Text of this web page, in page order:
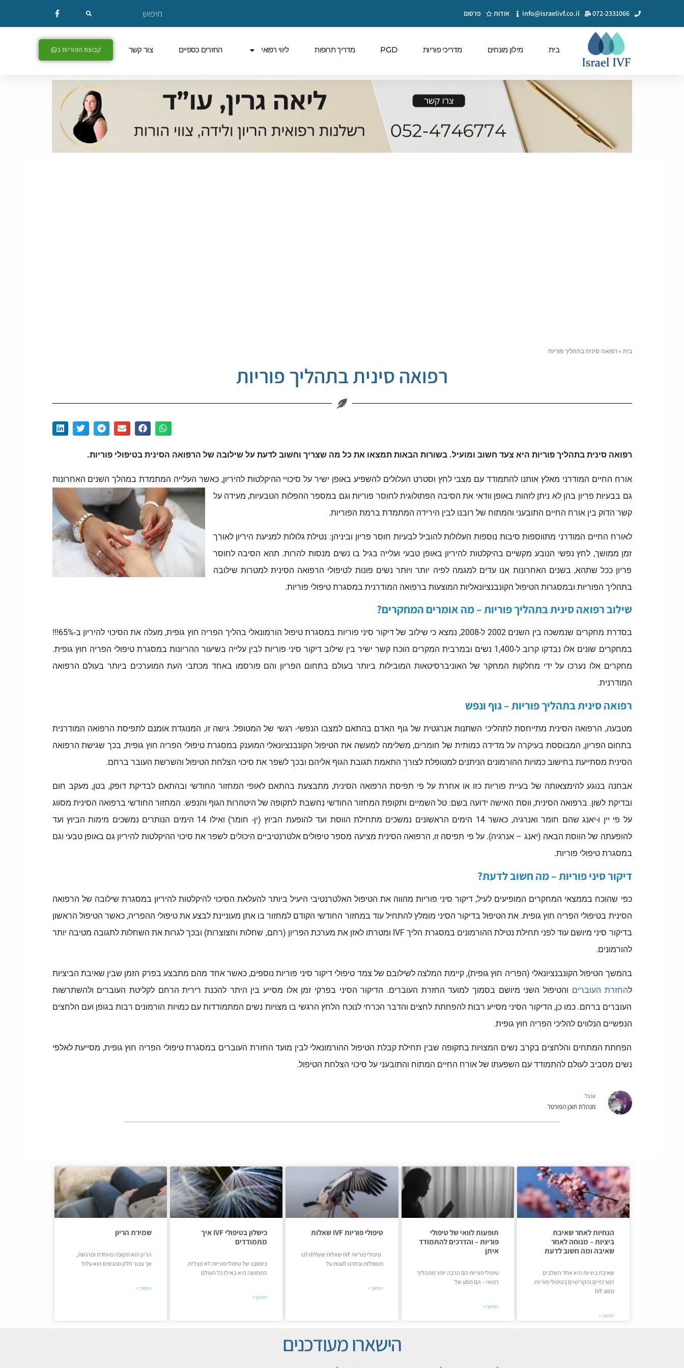
072-2331066
info@israelivf.co.il אודות פרסום
בית מילון מונחים מדריכי פוריות PGD מדריך תרופות ליווי רפואי החזרים כספיים צור קשר קבוצת הפוריות ב
בית»רפואה סינית בתהליך פוריות
רפואה סינית בתהליך פוריות
רפואה סינית בתהליך פוריות היא צעד חשוב ומועיל. בשורות הבאות תמצאו את כל מה שצריך וחשוב לדעת על שילובה של הרפואה הסינית בטיפולי פוריות.
אורח החיים המודרני מאלץ אותנו להתמודד עם מצבי לחץ וסטרט העלולים להשפיע באופן ישיר על סיכויי ההיקלטות להיריון, כאשר העלייה המתמדת במהלך השנים האחרונות
גם בבעיות פריון בהן לא ניתן לזהות באופן וודאי את הסיבה הפתולוגית לחוסר פוריות וגם במספר ההפלות הטבעיות, מעידה על
קשר הדוק בין אורח החיים התובעני והמתוח של רובנו לבין הירידה המתמדת ברמת הפוריות.
לאורח החיים המודרני מתווספות סיבות נוספות העלולות להוביל לבעיות חוסר פריון וביניהן: נטילת גלולות למניעת היריון לאורך
זמן ממושך, לחץ נפשי הנובע מקשיים בהיקלטות להיריון באופן טבעי ועלייה בגיל בו נשים מנסות להרות. תהא הסיבה לחוסר
פריון ככל שתהא, בשנים האחרונות אנו עדים למגמה לפיה יותר ויותר נשים פונות לטיפולי הרפואה הסינית למטרות שילובה
בתהליך הפוריות ובמסגרות הטיפול הקונבנציונאליות המוצעות ברפואה המודרנית במסגרת טיפולי פוריות.
שילוב רפואה סינית בתהליך פוריות – מה אומרים המחקרים?
בסדרת מחקרים שנמשכה בין השנים 2002 ל-2008, נמצא כי שילוב של דיקור סיני פוריות במסגרת טיפול הורמונאלי בהליך הפריה חוץ גופית, מעלה את הסיכוי להיריון ב-65%!!!
במחקרים שונים אלו נבדקו קרוב ל-1,400 נשים ובמרבית המקרים הוכח קשר ישיר בין שילוב דיקור סיני פוריות לבין עלייה בשיעור ההריונות במסגרת טיפולי הפריה חוץ גופית.
מחקרים אלו נערכו על ידי מחלקות המחקר של האוניברסיטאות המובילות ביותר בעולם בתחום הפריון והם פורסמו באחד מכתבי העת המוערכים ביותר בעולם הרפואה
המודרנית.
רפואה סינית בתהליך פוריות – גוף ונפש
מטבעה, הרפואה הסינית מתייחסת לתהליכי השתנות אנרגטית של גוף האדם בהתאם למצבו הנפשי- רגשי של המטופל. גישה זו, המנוגדת אומנם לתפיסת הרפואה המודרנית
בתחום הפריון, המבוססת בעיקרה על מדידה כמותית של חומרים, משלימה למעשה את הטיפול הקונבנציונאלי המוענק במסגרת טיפולי הפריה חוץ גופית, בכך שגישת הרפואה
הסינית מסתייעת בחישוב כמויות ההורמונים הניתנים למטופלת לצורך התאמת תגובת הגוף אליהם ובכך לשפר את סיכוי הצלחת הטיפול והשרשת העובר ברחם.
אבחנה בנוגע להימצאותה של בעיית פוריות כזו או אחרת על פי תפיסת הרפואה הסינית, מתבצעת בהתאם לאופי המחזור החודשי ובהתאם לבדיקת דופק, בטן, מעקב חום
ובדיקת לשון. ברפואה הסינית, ווסת האישה ידועה בשם: טל השמיים ותקופת המחזור החודשי נחשבת לתקופה של היטהרות הגוף והנפש. המחזור החודשי ברפואה הסינית מסווג
על פי יין ו-יאנג שהם חומר ואנרגיה, כאשר 14 הימים הראשונים נמשכים מתחילת הווסת ועד להופעת הביוץ (ין- חומר) ואילו 14 הימים הנותרים נמשכים מימות הביוץ ועד
להופעתה של הווסת הבאה (יאנג – אנרגיה). על פי תפיסה זו, הרפואה הסינית מציעה מספר טיפולים אלטרנטיביים היכולים לשפר את סיכוי ההיקלטות להיריון גם באופן טבעי וגם
במסגרת טיפולי פוריות.
דיקור סיני פוריות – מה חשוב לדעת?
כפי שהוכח בממצאי המחקרים המופיעים לעיל, דיקור סיני פוריות מהווה את הטיפול האלטרנטיבי היעיל ביותר להעלאת הסיכוי להיקלטות להיריון במסגרת שילובה של הרפואה
הסינית בטיפולי הפריה חוץ גופית. את הטיפול בדיקור הסיני מומלץ להתחיל עוד במחזור החודשי הקודם למחזור בו אתן מעוניינת לבצע את טיפולי ההפריה, כאשר הטיפול הראשון
בדיקור סיני מיושם עוד לפני תחילת נטילת ההורמונים במסגרת הליך IVF ומטרתו לאזן את מערכת הפריון (רחם, שחלות וחצוצרות) ובכך לגרות את השחלות לתגובה מטיבה יותר
להורמונים.
בהמשך הטיפול הקונבנציונאלי (הפריה חוץ גופית), קיימת המלצה לשילובם של צמד טיפולי דיקור סיני פוריות נוספים, כאשר אחד מהם מתבצע בפרק הזמן שבין שאיבת הביציות
להחזרת העוברים והטיפול השני מיושם בסמוך למועד החזרת העוברים. הדיקור הסיני בפרקי זמן אלו מסייע בין היתר להכנת רירית הרחם לקליטת העוברים ולהשתרשות
העוברים ברחם. כמו כן, הדיקור הסיני מסייע רבות להפחתת לחצים והדבר הכרחי לנוכח הלחץ הרגשי בו מצויות נשים המתמודדות עם כמויות הורמונים רבות בגופן ועם הלחצים
הנפשיים הנלווים להליכי הפריה חוץ גופית.
הפחתת המתחים והלחצים בקרב נשים המצויות בתקופה שבין תחילת קבלת הטיפול ההורמונאלי לבין מועד החזרת העוברים במסגרת טיפולי הפריה חוץ גופית, מסייעת לאלפי
נשים מסביב לעולם להתמודד עם השפעתו של אורח החיים המתוח והתובעני על סיכוי הצלחת הטיפול.
ענבל
מנהלת תוכן הפורטל
הנחיות לאחר שאיבת
ביציות – מנוחה לאחר
שאיבה ומה חשוב לדעת
שאיבת ביציות היא אחד השלבים
המרכזיים והקריטיים בטיפולי פוריות
מסוג IVF
המשך »
תופעות לוואי של טיפולי
פוריות – והדרכים להתמודד
איתן
טיפולי פוריות הם הרבה יותר מתהליך
רפואי – הם מסע של
המשך »
טיפולי פוריות IVF שאלות
טיפולי פוריות IVF שאלות ששלחו לנו
מטופלות ובחרנו לענות על
המשך »
כישלון בטיפולי IVF איך
מתמודדים
כשסבב של טיפולי פוריות לא מצליח,
התחושה היא כאילו כל העולם
המשך »
שמירת הריון
הריון הוא תקופה מיוחדת ומרגשת,
אך עבור חלק מהנשים הוא עלול
המשך »
הישארו מעודכנים